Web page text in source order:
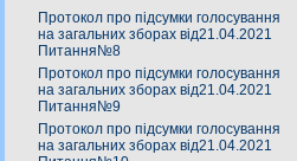
Протокол про підсумки голосування
на загальних зборах від21.04.2021
Питання№8
Протокол про підсумки голосування
на загальних зборах від21.04.2021
Питання№9
Протокол про підсумки голосування
на загальних зборах від21.04.2021